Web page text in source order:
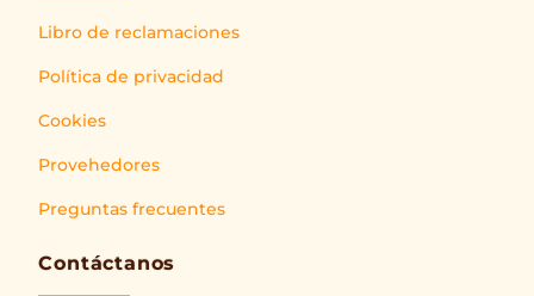
Libro de reclamaciones
Política de privacidad
Cookies
Provehedores
Preguntas frecuentes
Contáctanos